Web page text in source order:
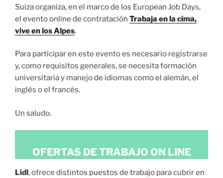
Suiza organiza, en el marco de los European Job Days,
el evento online de contratación Trabaja en la cima,
vive en los Alpes.
Para participar en este evento es necesario registrarse
y, como requisitos generales, se necesita formación
universitaria y manejo de idiomas como el alemán, el
inglés o el francés.
Un saludo.
OFERTAS DE TRABAJO ON LINE
Lidl, ofrece distintos puestos de trabajo para cubrir en